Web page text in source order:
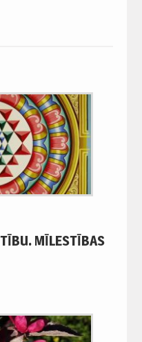
MĪLESTĪBAS